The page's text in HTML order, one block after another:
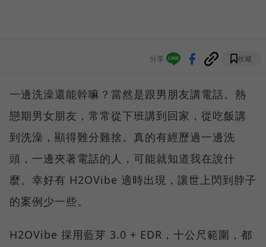
分享 收藏
一邊洗澡還能幹嘛？當然是跟男朋友講電話。熱
戀期男女朋友，常常從下班講到回家，從吃飯講
到洗澡，顯得難分難捨。真的有經歷過一邊洗
頭，一邊夾著電話的人，可能就知道我在說什
麼。幸好有 H2OVibe 適時出現，讓世上閃到脖子
的案例少一些。
H2OVibe 採用藍芽 3.0 + EDR，十公尺範圍，都